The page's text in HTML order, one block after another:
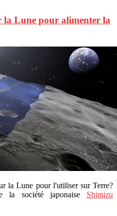
la Lune pour alimenter la
la Lune pour l'utiliser sur Terre?
société japonaise Shimizu